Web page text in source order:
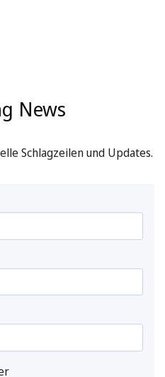
News
Schlagzeilen und Updates.